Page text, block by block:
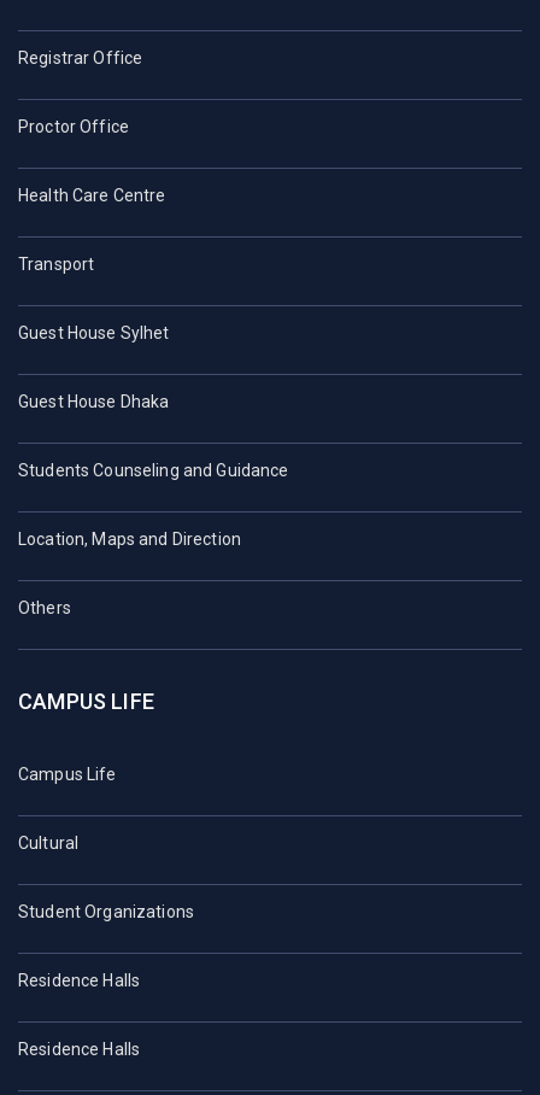
Registrar Office
Proctor Office
Health Care Centre
Transport
Guest House Sylhet
Guest House Dhaka
Students Counseling and Guidance
Location, Maps and Direction
Others
CAMPUS LIFE
Campus Life
Cultural
Student Organizations
Residence Halls
Residence Halls